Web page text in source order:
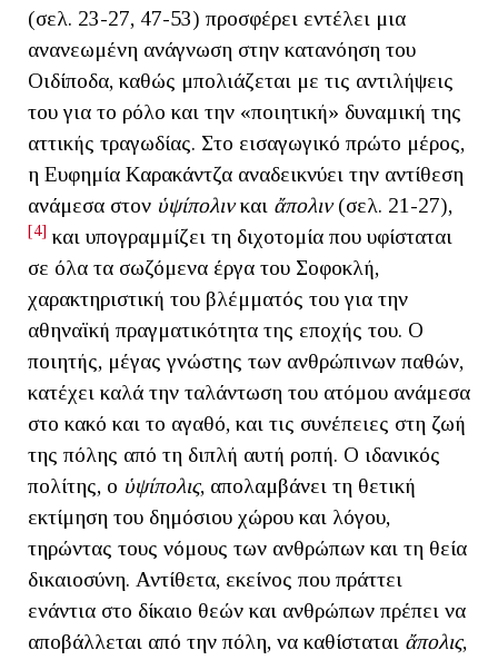
(σελ. 23-27, 47-53) προσφέρει εντέλει μια
ανανεωμένη ανάγνωση στην κατανόηση του
Οιδίποδα, καθώς μπολιάζεται με τις αντιλήψεις
του για το ρόλο και την «ποιητική» δυναμική της
αττικής τραγωδίας. Στο εισαγωγικό πρώτο μέρος,
η Ευφημία Καρακάντζα αναδεικνύει την αντίθεση
ανάμεσα στον ὑψίπολινκαι ἄπολιν(σελ. 21-27),
[4] και υπογραμμίζει τη διχοτομία που υφίσταται
σε όλα τα σωζόμενα έργα του Σοφοκλή,
χαρακτηριστική του βλέμματός του για την
αθηναϊκή πραγματικότητα της εποχής του. Ο
ποιητής, μέγας γνώστης των ανθρώπινων παθών,
κατέχει καλά την ταλάντωση του ατόμου ανάμεσα
στο κακό και το αγαθό, και τις συνέπειες στη ζωή
της πόλης από τη διπλή αυτή ροπή. Ο ιδανικός
πολίτης, ο ὑψίπολις, απολαμβάνει τη θετική
εκτίμηση του δημόσιου χώρου και λόγου,
τηρώντας τους νόμους των ανθρώπων και τη θεία
δικαιοσύνη. Αντίθετα, εκείνος που πράττει
ενάντια στο δίκαιο θεών και ανθρώπων πρέπει να
αποβάλλεται από την πόλη, να καθίσταται ἄπολις,